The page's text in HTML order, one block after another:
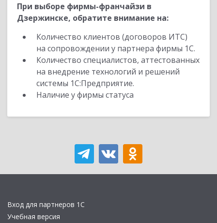
При выборе фирмы-франчайзи в
Дзержинске, обратите внимание на:
Количество клиентов (договоров ИТС)
на сопровождении у партнера фирмы 1С.
Количество специалистов, аттестованных
на внедрение технологий и решений
системы 1С:Предприятие.
Наличие у фирмы статуса
Вход для партнеров 1С
Учебная версия